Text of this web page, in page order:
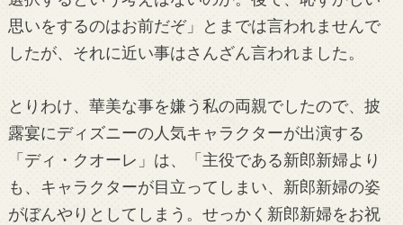
思いをするのはお前だぞ」とまでは言われませんで
したが、それに近い事はさんざん言われました。
とりわけ、華美な事を嫌う私の両親でしたので、披
露宴にディズニーの人気キャラクターが出演する
「ディ・クオーレ」は、「主役である新郎新婦より
も、キャラクターが目立ってしまい、新郎新婦の姿
がぼんやりとしてしまう。せっかく新郎新婦をお祝